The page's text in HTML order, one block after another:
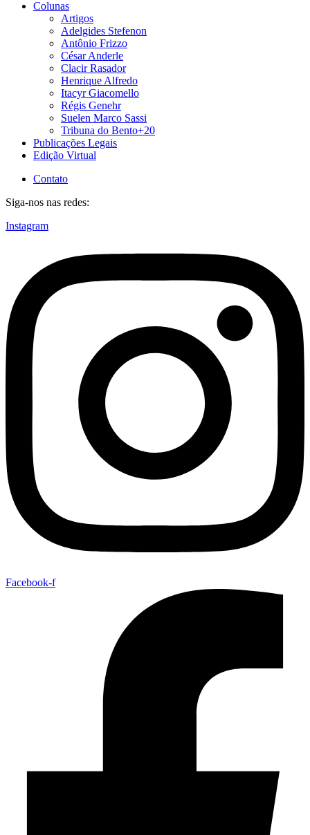
Colunas
Artigos
Adelgides Stefenon
Antônio Frizzo
César Anderle
Clacir Rasador
Henrique Alfredo
Itacyr Giacomello
Régis Genehr
Suelen Marco Sassi
Tribuna do Bento+20
Publicações Legais
Edição Virtual
Contato
Siga-nos nas redes:
Instagram
Facebook-f